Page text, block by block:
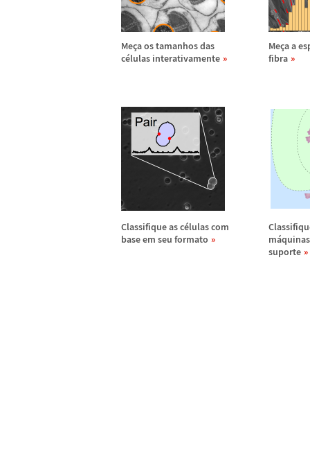
Meça os tamanhos das
células interativamente
Meça a
fibra
Classifique as células com
base em seu formato
má
suporte